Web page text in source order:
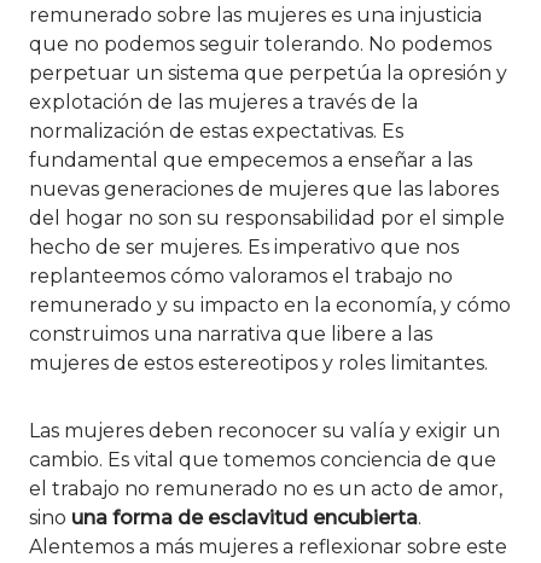
remunerado sobre las mujeres es una injusticia
que no podemos seguir tolerando. No podemos
perpetuar un sistema que perpetúa la opresión y
explotación de las mujeres a través de la
normalización de estas expectativas. Es
fundamental que empecemos a enseñar a las
nuevas generaciones de mujeres que las labores
del hogar no son su responsabilidad por el simple
hecho de ser mujeres. Es imperativo que nos
replanteemos cómo valoramos el trabajo no
remunerado y su impacto en la economía, y cómo
construimos una narrativa que libere a las
mujeres de estos estereotipos y roles limitantes.
Las mujeres deben reconocer su valía y exigir un
cambio. Es vital que tomemos conciencia de que
el trabajo no remunerado no es un acto de amor,
sino una forma de esclavitud encubierta.
Alentemos a más mujeres a reflexionar sobre este